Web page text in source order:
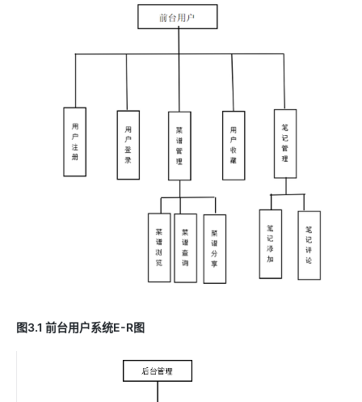
图3.1 前台用户系统E-R图